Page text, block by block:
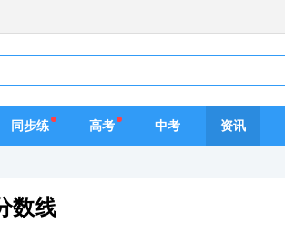
同步练 高考 中考 资讯
数线